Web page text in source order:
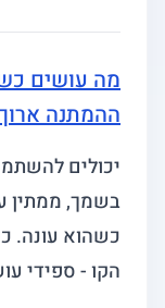
מה עושים
ההמתנה
יכולים
בשמך, ממתין
הקו - ספידי